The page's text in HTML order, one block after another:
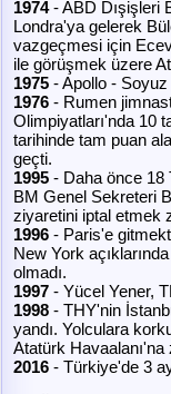
1974- ABD Dışişleri
Londra'ya gelerek
vazgeçmesi için
ile görüşmek üzere
1975 - Apollo -
1976 - Rumen
Olimpiyatları'nda 10
tarihinde tam puan
geçti.
1995 - Daha önce 18
BM Genel Sekreteri
ziyaretini iptal etmek
1996 - Paris'e
New York
olmadı.
1997 - Yücel Yener,
1998 - THY'nin
yandı. Yolculara
Atatürk Havaalanı'na
2016 - Türkiye'de 3